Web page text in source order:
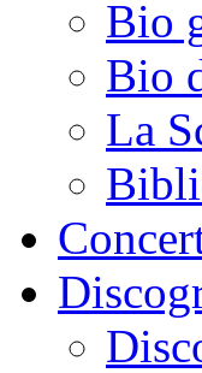
Bio
Bio
La